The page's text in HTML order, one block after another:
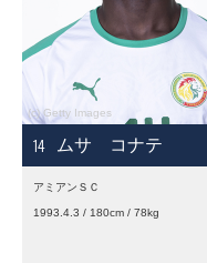
14 ムサ コナテ
アミアンＳＣ
1993.4.3 / 180cm / 78kg